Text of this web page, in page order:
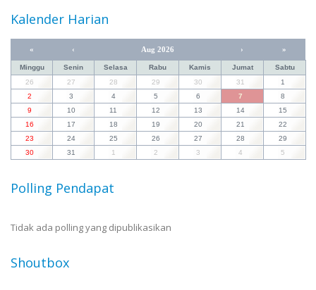
Kalender Harian
« ‹ Aug 2026 › »
Minggu Senin Selasa Rabu Kamis Jumat
Sabtu
26
27 28 29 30 31
1
2
3 4 5 6 7
8
9
10 11 12 13 14
15
16
17 18 19 20 21
22
23
24 25 26 27 28
29
30
31 1 2 3 4 5
Polling Pendapat
Tidak ada polling yang dipublikasikan
Shoutbox